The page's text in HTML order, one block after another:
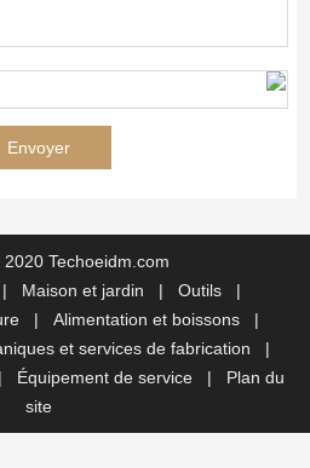
Techoeidm.com
| Maison et jardin | Outils
|
| Alimentation et boissons
|
et services de fabrication
|
Équipement de service | Plan du
site